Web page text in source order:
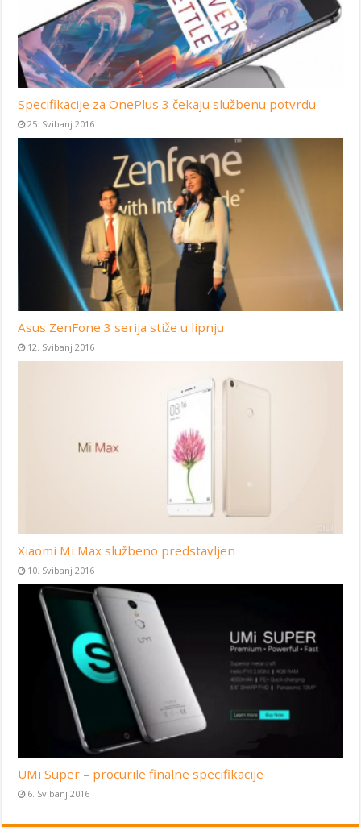
Specifikacije za OnePlus 3 čekaju službenu potvrdu
25. Svibanj 2016
Asus ZenFone 3 serija stiže u lipnju
12. Svibanj 2016
Xiaomi Mi Max službeno predstavljen
10. Svibanj 2016
UMi Super – procurile finalne specifikacije
6. Svibanj 2016